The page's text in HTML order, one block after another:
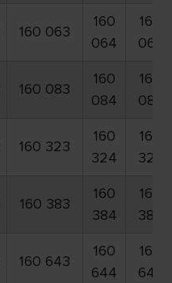
160 063
160
064
160
066
160 083
160
084
160
086
160 323
160
324
160
326
160 383
160
384
160
386
160 643
160
644
160
646